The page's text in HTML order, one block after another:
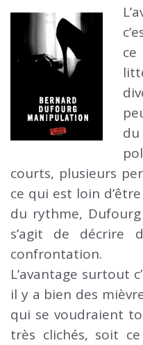
courts, plusieurs
ce qui est loin
du rythme,
s’agit de décrire
confrontation.
L’avantage surtout
il y a bien des
qui se voudraient
très clichés, soit